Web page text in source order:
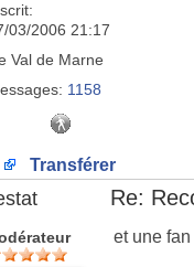
03/2006 21:17
Val de Marne
1158
Transférer
Re:
et une